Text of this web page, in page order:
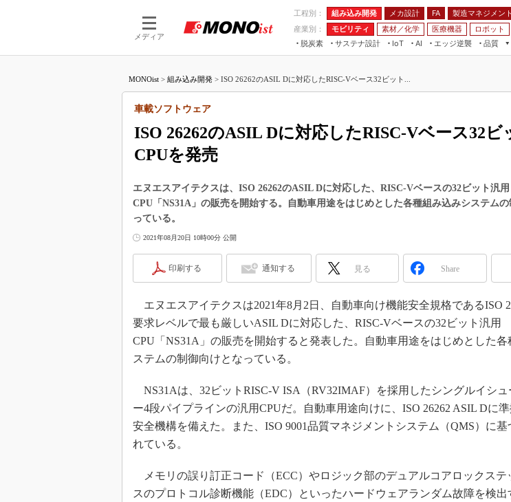
メディア
工程別： 組み込み開発 メカ設計 FA 製造マネジメント
産業別：
モビリティ 素材／化学 医療機器 ロボット
脱炭素
サステナ設計
IoT
つながる工場
AI
AI×設備保全
エッジ逆襲 品質
JIMTOF
IIFES
TECHNO-FRONTIER
EdgeTech+
日本ものづくりワールド
AUTOMOTIVE WORLD
産業オープンネット展
つながるクルマ
組み込み画像技術
組み込みモデリング
ISO26262
3Dプリンタ
デジタルツインとCAE
イノベーション
知財マネジメント
MONOist > 組み込み開発 > ISO 26262のASIL Dに対応したRISC-Vベース32ビット...
ISO 26262のASIL Dに対応したRISC-Vベース32ビ
CPUを発売
車載ソフトウェア
エヌエスアイテクスは、ISO 26262のASIL Dに対応した、RISC-Vベースの32ビット汎用
CPU「NS31A」の販売を開始する。自動車用途をはじめとした各種組み込みシステム
っている。
2021年08月20日 10時00分 公開
印刷する 通知する 見る Share
エヌエスアイテクスは2021年8月2日、自動車向け機能安全規格であるISO
要求レベルで最も厳しいASIL Dに対応した、RISC-Vベースの32ビット汎用
CPU「NS31A」の販売を開始すると発表した。自動車用途をはじめとした各
ステムの制御向けとなっている。
NS31Aは、32ビットRISC-V ISA（RV32IMAF）を採用したシングルイシ
ー4段パイプラインの汎用CPUだ。自動車用途向けに、ISO 26262 ASIL Dに
安全機構を備えた。また、ISO 9001品質マネジメントシステム（QMS）に基
れている。
メモリの誤り訂正コード（ECC）やロジック部のデュアルコアロックステ
スのプロトコル診断機能（EDC）といったハードウェアランダム故障を検出